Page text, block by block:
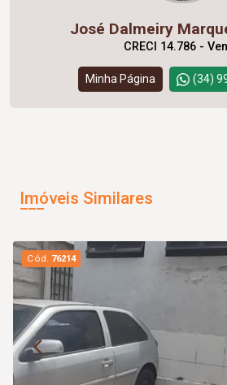
José Dalmeiry
CRECI 14.786 -
Minha Página (34)
Imóveis Similares
Cód. 76214